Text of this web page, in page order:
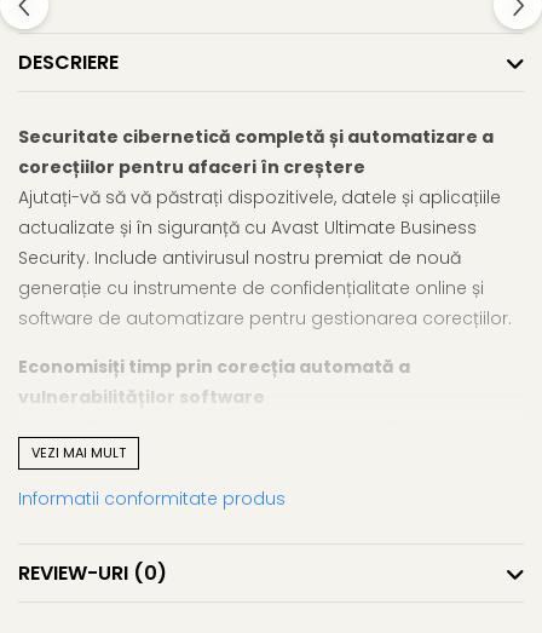
DESCRIERE
Securitate cibernetică completă și automatizare a
corecțiilor pentru afaceri în creștere
Ajutați-vă să vă păstrați dispozitivele, datele și aplicațiile
actualizate și în siguranță cu Avast Ultimate Business
Security. Include antivirusul nostru premiat de nouă
generație cu instrumente de confidențialitate online și
software de automatizare pentru gestionarea corecțiilor.
Economisiți timp prin corecția automată a
vulnerabilităților software
nepattchizate în sistemele de operare și în aplicațiile
utilizate în mod obișnuit (Java, Adobe, Google Chrome,
Zoom etc.) ca parte a atacurilor direcționate. Avast
Business Patch Management abordează automat
vulnerabilitățile din sistemele dvs. Windows și aplicațiile de
la terțe părți pentru a vă ajuta să vă mențineți afacerea în
VEZI MAI MULT
Informatii conformitate produs
REVIEW-URI (0)